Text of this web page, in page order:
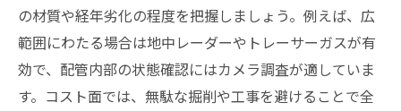
の材質や経年劣化の程度を把握しましょう。例えば、広
範囲にわたる場合は地中レーダーやトレーサーガスが有
効で、配管内部の状態確認にはカメラ調査が適していま
す。コスト面では、無駄な掘削や工事を避けることで全